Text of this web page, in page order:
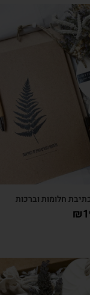
צפייה מהירה
חלומות וברכות
₪